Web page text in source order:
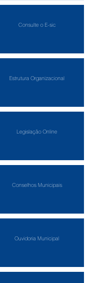
Consulte o E-sic
Estrutura Organizacional
Legislação Online
Conselhos Municipais
Ouvidoria Municipal